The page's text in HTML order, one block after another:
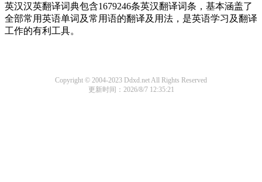
英汉汉英翻译词典包含1679246条英汉翻译词条，基本涵盖了
全部常用英语单词及常用语的翻译及用法，是英语学习及翻译
工作的有利工具。
Copyright © 2004-2023 Ddxd.net All Rights Reserved
更新时间：2026/8/7 12:35:21